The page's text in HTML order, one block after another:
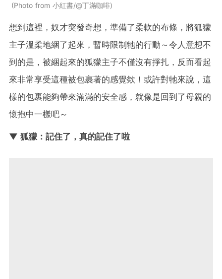
Photo from 小紅書/@丁滿咖啡
想到這裡，奴才突發奇想，準備了柔軟的布條，將狐獴
主子溫柔地綑了起來，暫時限制牠的行動～令人意想不
到的是，被綑起來的狐獴主子不僅沒有掙扎，反而看起
來非常享受這種被包裹著的感覺欸！或許對牠來說，這
樣的包裹能夠帶來滿滿的安全感，就像是回到了母親的
懷抱中一樣吧～
▼ 狐獴：記住了，真的記住了啦